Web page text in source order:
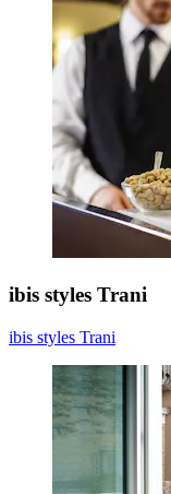
ibis styles Trani
ibis styles Trani